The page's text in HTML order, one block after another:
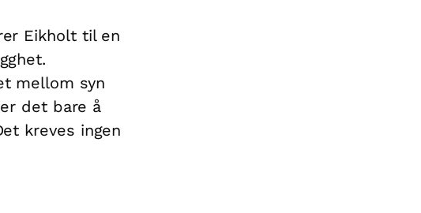
Eikholt til en
mellom syn
det bare å
kreves ingen